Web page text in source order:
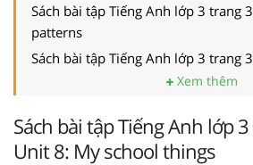
Sách bài tập Tiếng Anh lớp 3 trang
patterns
Sách bài tập Tiếng Anh lớp 3 trang
Xem thêm
Sách bài tập Tiếng Anh lớp
Unit 8: My school things